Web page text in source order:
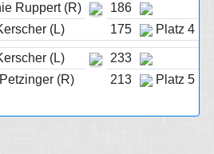
Ruppert (R)
186
(L)
175 Platz 4
(L)
233
(R)
213 Platz 5